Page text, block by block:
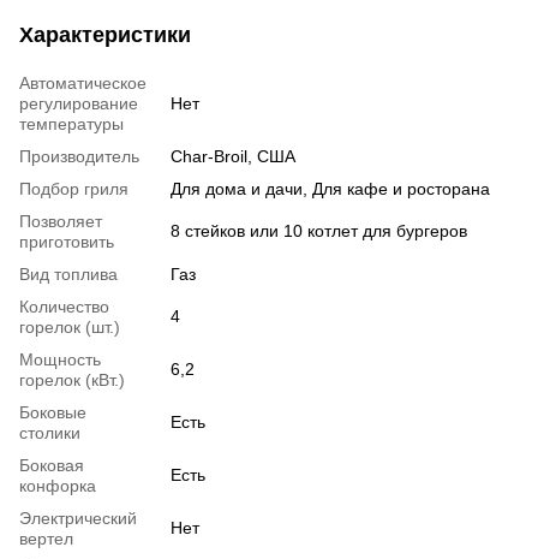
Характеристики
Автоматическое
регулирование
температуры
Нет
Производитель
Char-Broil, США
Подбор гриля
Для дома и дачи, Для кафе и росторана
Позволяет
приготовить
8 стейков или 10 котлет для бургеров
Вид топлива
Газ
Количество
горелок (шт.)
4
Мощность
горелок (кВт.)
6,2
Боковые
столики
Есть
Боковая
конфорка
Есть
Электрический
вертел
Нет